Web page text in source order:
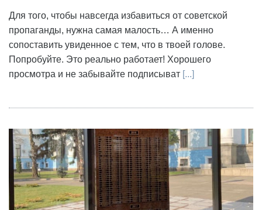
Для того, чтобы навсегда избавиться от советской
пропаганды, нужна самая малость… А именно
сопоставить увиденное с тем, что в твоей голове.
Попробуйте. Это реально работает! Хорошего
просмотра и не забывайте подписыват [...]